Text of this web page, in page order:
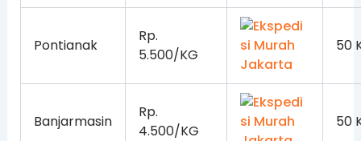
Pontianak
Rp.
5.500/KG
50
Banjarmasin
Rp.
4.500/KG
50